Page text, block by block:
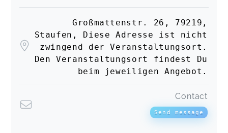
Großmattenstr. 26, 79219,
Staufen, Diese Adresse ist nicht
zwingend der Veranstaltungsort.
Den Veranstaltungsort findest Du
beim jeweiligen Angebot.
Contact
Send message